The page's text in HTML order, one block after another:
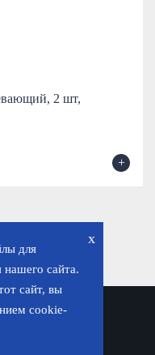
2 шт,
+
x
для
нашего сайта.
сайт, вы
cookie-